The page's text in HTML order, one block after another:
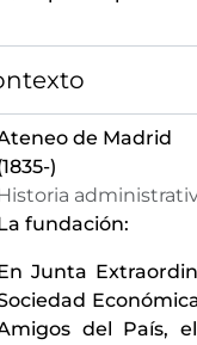
53 - Guercino
54 - Gutiérrez de
55 - Hogarth,
57 - Iconografía
58 - Iconografía de
59 - Juanes, Juan
60 - Klimt, Gustav
62 - Largillière,
63 - Loo, Louis
64 - López
de Madrid
)
fundación:
Junta
del País,